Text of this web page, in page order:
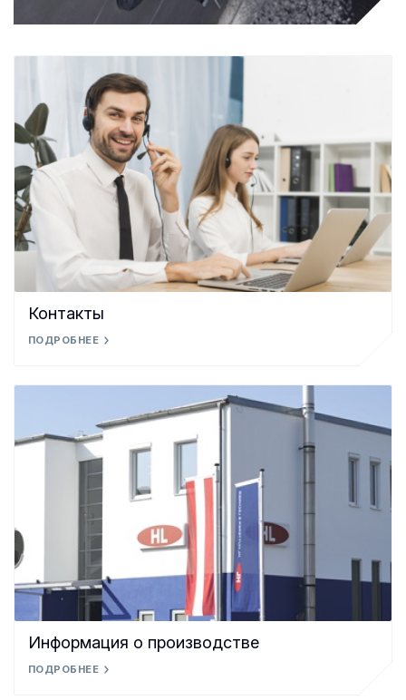
Контакты
ПОДРОБНЕЕ
Информация о производстве
ПОДРОБНЕЕ